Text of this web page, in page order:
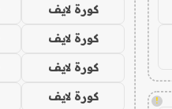
!
كورة لايف
كورة لايف
كورة لايف
كورة لايف